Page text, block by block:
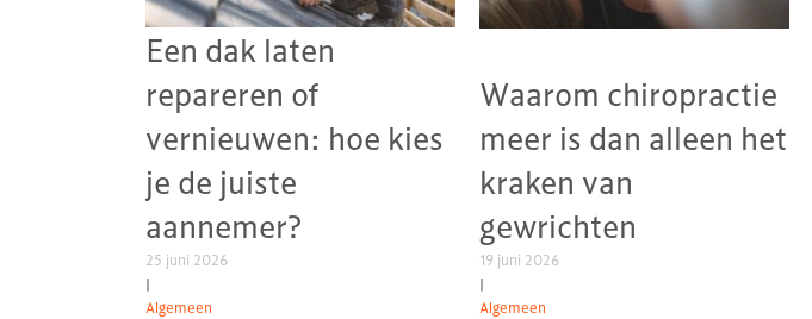
Een dak laten
repareren of
vernieuwen: hoe kies
je de juiste
aannemer?
25 juni 2026
|
Algemeen
Waarom chiropractie
meer is dan alleen het
kraken van
gewrichten
19 juni 2026
|
Algemeen